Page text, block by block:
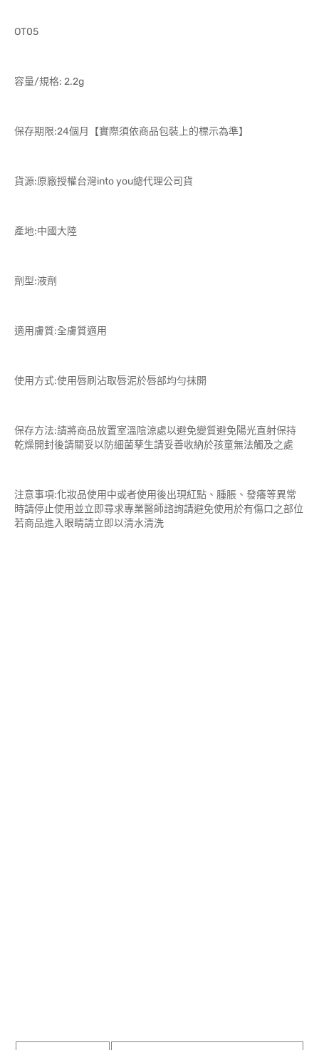
OT05
容量/規格: 2.2g
保存期限:24個月【實際須依商品包裝上的標示為準】
貨源:原廠授權台灣into you總代理公司貨
產地:中國大陸
劑型:液劑
適用膚質:全膚質適用
使用方式:使用唇刷沾取唇泥於唇部均勻抹開
保存方法:請將商品放置室溫陰涼處以避免變質避免陽光直射保持
乾燥開封後請關妥以防細菌孳生請妥善收納於孩童無法觸及之處
注意事項:化妝品使用中或者使用後出現紅點、腫脹、發癢等異常
時請停止使用並立即尋求專業醫師諮詢請避免使用於有傷口之部位
若商品進入眼睛請立即以清水清洗